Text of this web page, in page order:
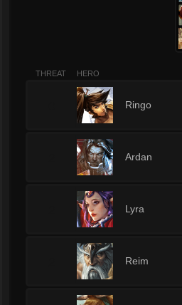
THREAT HERO
Ringo
Ardan
Lyra
Reim